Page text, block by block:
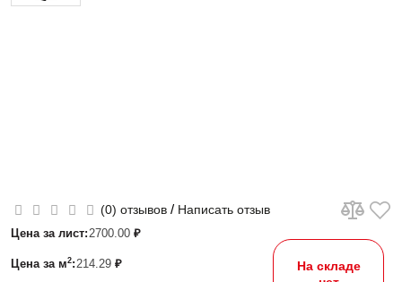
(0) отзывов / Написать отзыв
Цена за лист: 2700.00 ₽
Цена за м2: 214.29 ₽
На складе